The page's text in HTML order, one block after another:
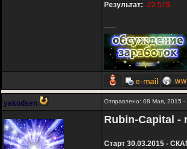
Результат: -22.57$
-----
yakodsen Отправлено: 08 Мая, 2015 -
Rubin-Capital -
Старт 30.03.2015 -